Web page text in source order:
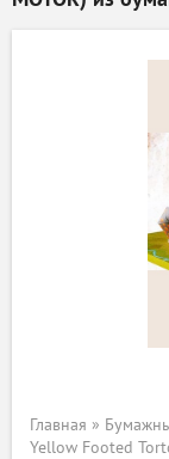
Главная »
Yellow Footed